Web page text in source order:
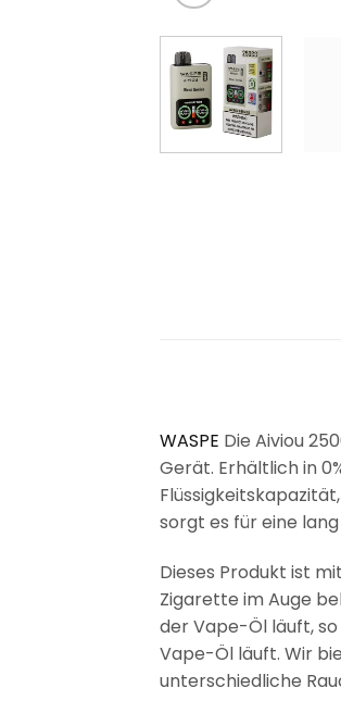
WASPE Die Aiviou
Gerät. Erhältlich in
sorgt es für eine
Dieses Produkt ist
Zigarette im Auge
der Vape-Öl läuft, so
Vape-Öl läuft. Wir
unterschiedliche